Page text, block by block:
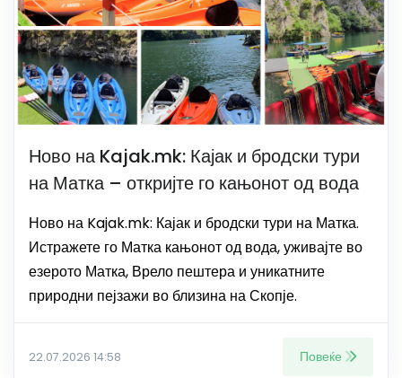
Ново на Kajak.mk: Кајак и бродски тури
на Матка – откријте го кањонот од вода
Ново на Kajak.mk: Кајак и бродски тури на Матка.
Истражете го Матка кањонот од вода, уживајте во
езерото Матка, Врело пештера и уникатните
природни пејзажи во близина на Скопје.
22.07.2026 14:58 Повеќе